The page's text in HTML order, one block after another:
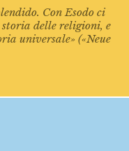
Con Esodo ci
delle religioni, e
universale» («Neue